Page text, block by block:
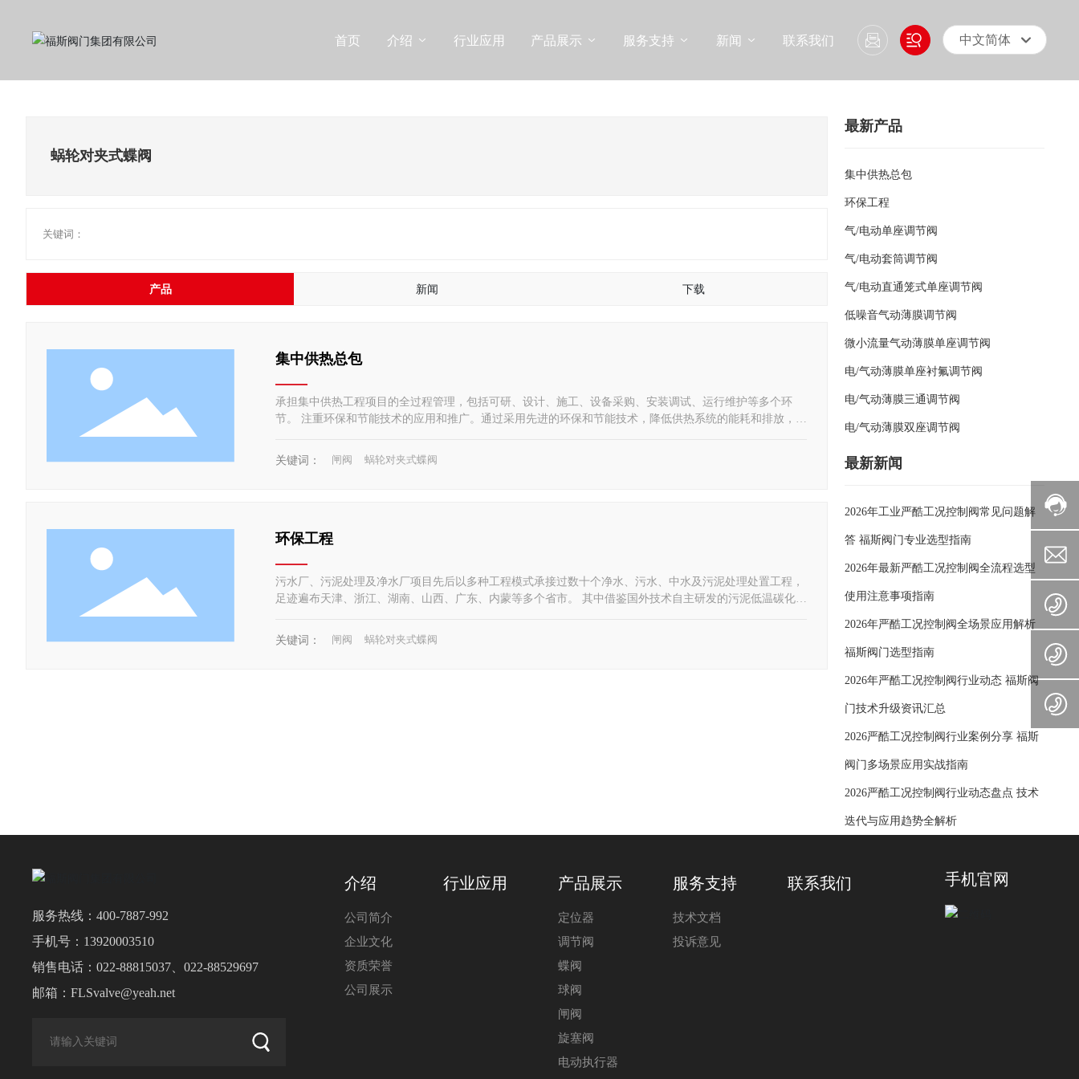
首页 介绍 行业应用 产品展示 服务支持 新闻 联系我们 中文简体
蜗轮对夹式蝶阀
关键词：
产品 新闻 下载
集中供热总包
承担集中供热工程项目的全过程管理，包括可研、设计、施工、设备采购、安装调试、运行维护等多个环
节。 注重环保和节能技术的应用和推广。通过采用先进的环保和节能技术，降低供热系统的能耗和排放，达
关键词： 闸阀 蜗轮对夹式蝶阀
环保工程
污水厂、污泥处理及净水厂项目先后以多种工程模式承接过数十个净水、污水、中水及污泥处理处置工程，
足迹遍布天津、浙江、湖南、山西、广东、内蒙等多个省市。 其中借鉴国外技术自主研发的污泥低温碳化技
活力
关键词： 闸阀 蜗轮对夹式蝶阀
最新产品
集中供热总包
环保工程
气/电动单座调节阀
气/电动套筒调节阀
气/电动直通笼式单座调节阀
低噪音气动薄膜调节阀
微小流量气动薄膜单座调节阀
电/气动薄膜单座衬氟调节阀
电/气动薄膜三通调节阀
电/气动薄膜双座调节阀
最新新闻
2026年工业严酷工况控制阀常见问题解
答 福斯阀门专业选型指南
2026年最新严酷工况控制阀全流程选型
使用注意事项指南
2026年严酷工况控制阀全场景应用解析
福斯阀门选型指南
2026年严酷工况控制阀行业动态 福斯阀
门技术升级资讯汇总
2026严酷工况控制阀行业案例分享 福斯
阀门多场景应用实战指南
2026严酷工况控制阀行业动态盘点 技术
迭代与应用趋势全解析
服务热线：400-7887-992
手机号： 13920003510
销售电话：022-88815037 、022-88529697
邮箱：FLSvalve@yeah.net
介绍
公司简介
企业文化
资质荣誉
公司展示
行业应用 产品展示
定位器
调节阀
蝶阀
球阀
闸阀
旋塞阀
电动执行器
服务支持
技术文档
投诉意见
联系我们 手机官网